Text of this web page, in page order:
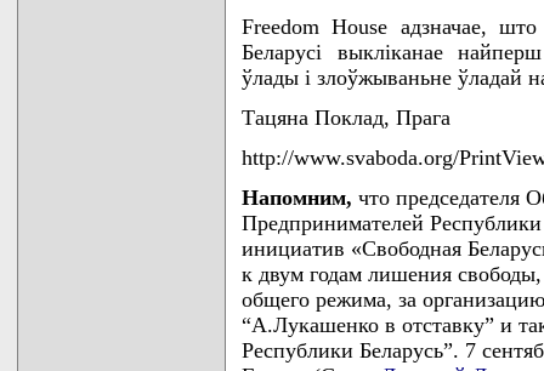
Freedom House адзначае,
Беларусі выкліканае
ўлады і злоўжываньне ўладай
Тацяна Поклад, Прага
http://www.svaboda.org/
Напомним, что председателя
Предпринимателей
инициатив «Свободная
к двум годам лишения
общего режима, за
“А.Лукашенко в отставку” и
Республики Беларусь”. 7